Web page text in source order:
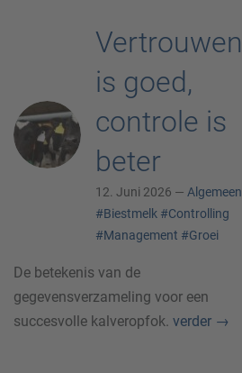
Vertrouwen
is goed,
controle is
beter
12. Juni 2026 — Algemeen
#Biestmelk #Controlling
#Management #Groei
De betekenis van de
gegevensverzameling voor een
succesvolle kalveropfok. verder →